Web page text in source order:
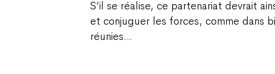
S’il se réalise, ce partenariat devrait
et conjuguer les forces, comme dans
réunies…